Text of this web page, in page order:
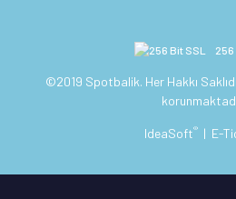
256
©2019 Spotbalik. Her Hakkı
IdeaSoft® | E-